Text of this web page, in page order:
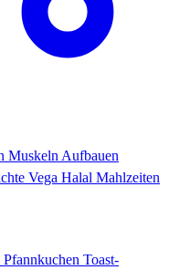
Muskeln Aufbauen
Vega Halal Mahlzeiten
Pfannkuchen Toast-